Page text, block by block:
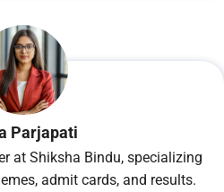
Parjapati
at Shiksha Bindu, specializing
admit cards, and results.